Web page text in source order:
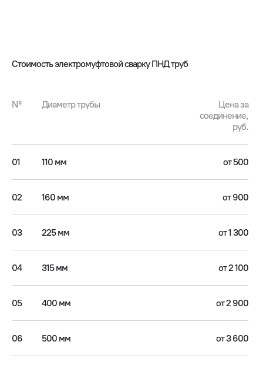
Стоимость электромуфтовой сварку ПНД труб
№ Диаметр трубы
Цена за
соединение,
руб.
01 110 мм от 500
02 160 мм от 900
03 225 мм от 1 300
04 315 мм от 2 100
05 400 мм от 2 900
06 500 мм от 3 600